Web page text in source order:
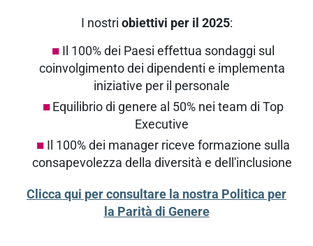
I nostri obiettivi per il 2025:
Il 100% dei Paesi effettua sondaggi sul
coinvolgimento dei dipendenti e implementa
iniziative per il personale
Equilibrio di genere al 50% nei team di Top
Executive
Il 100% dei manager riceve formazione sulla
consapevolezza della diversità e dell'inclusione
Clicca qui per consultare la nostra Politica per
la Parità di Genere